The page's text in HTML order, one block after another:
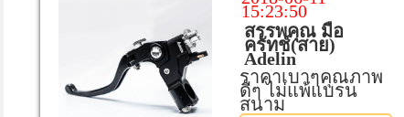
15:23:50
สรรพคุณ มือ
ครัทช์(สาย)
Adelin
ราคาเบาๆคุณภาพ
ดีๆ ไม่แพ้แบรน
สนาม